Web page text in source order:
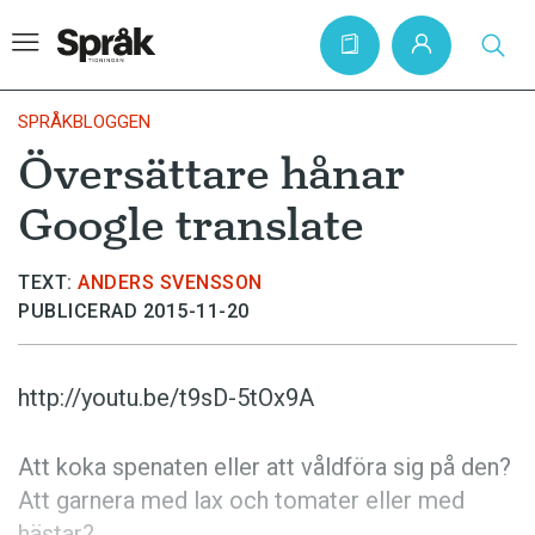
Hem
Artiklar
Krönikor
Språkfrågor
Bokrecensioner
Kviss
Podden
SPRÅKBLOGGEN
Översättare hånar
Google translate
TEXT: ANDERS SVENSSON
PUBLICERAD 2015-11-20
http://youtu.be/t9sD-5tOx9A
Att koka spenaten eller att våldföra sig på den?
Att garnera med lax och tomater eller med